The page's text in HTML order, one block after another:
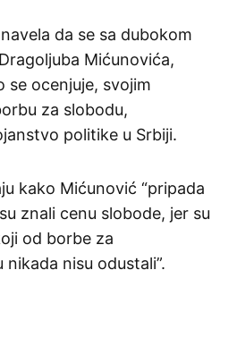
da se sa dubokom
Mićunovića,
se ocenjuje, svojim
za slobodu,
politike u Srbiji.
kako Mićunović “pripada
znali cenu slobode, jer su
od borbe za
nisu odustali”.